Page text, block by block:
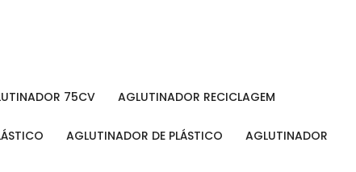
75CV AGLUTINADOR RECICLAGEM
AGLUTINADOR DE PLÁSTICO AGLUTINADOR